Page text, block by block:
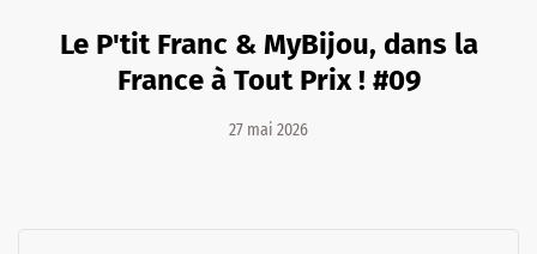
Le P'tit Franc & MyBijou, dans la
France à Tout Prix ! #09
27 mai 2026